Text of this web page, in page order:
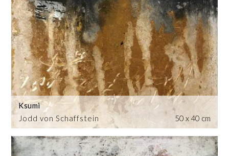
Jodd von Schaffstein
Ksumi
50 x 40 cm